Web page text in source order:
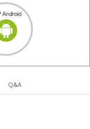
Q&A